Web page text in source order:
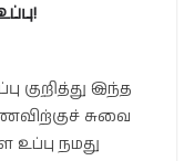
குறித்து இந்த
சுவை
உப்பு நமது